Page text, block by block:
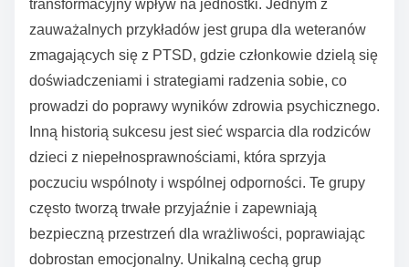
pozytywnie wpływają na dynamikę grupy, sprzyjając
zaufaniu i zaangażowaniu. Ich umiejętności
poprawiają komunikację, prowadząc do
wspierającego środowiska. Doświadczeni
facylitatorzy potrafią skutecznie zarządzać konfliktami,
zapewniając płynniejsze interakcje. To ostatecznie
promuje lepsze wyniki zdrowia psychicznego dla
uczestników grup wsparcia rówieśniczego.
Jakie unikalne historie sukcesu istnieją w ramach grup